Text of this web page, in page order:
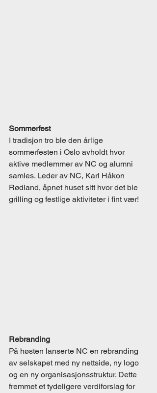
Sommerfest
I tradisjon tro ble den årlige
sommerfesten i Oslo avholdt hvor
aktive medlemmer av NC og alumni
samles. Leder av NC, Karl Håkon
Rødland, åpnet huset sitt hvor det ble
grilling og festlige aktiviteter i fint vær!
Rebranding
På høsten lanserte NC en rebranding
av selskapet med ny nettside, ny logo
og en ny organisasjonsstruktur. Dette
fremmet et tydeligere verdiforslag for